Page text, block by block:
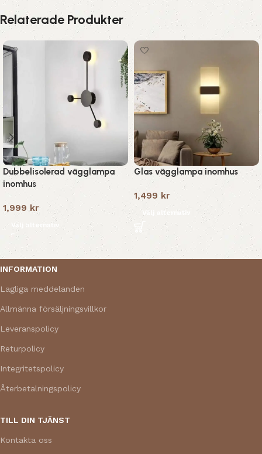
Relaterade Produkter
Dubbelisolerad vägglampa
inomhus
1,999 kr
Välj alternativ
Glas vägglampa inomhus
1,499kr
Välj alternativ
Read More
INFORMATION
Lagliga meddelanden
Allmänna försäljningsvillkor
Leveranspolicy
Returpolicy
Integritetspolicy
Återbetalningspolicy
TILL DIN TJÄNST
Kontakta oss